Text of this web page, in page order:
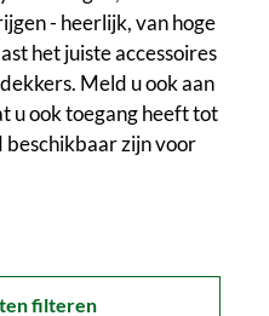
- heerlijk, van hoge
het juiste accessoires
Meld u ook aan
u ook toegang heeft tot
zijn voor
filteren